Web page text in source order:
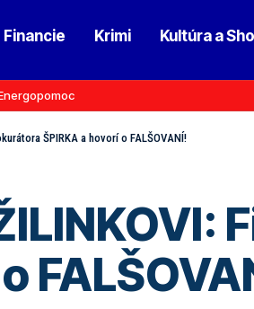
Financie Krimi Kultúra a
ŠPIRKA a hovorí o FALŠOVANÍ!